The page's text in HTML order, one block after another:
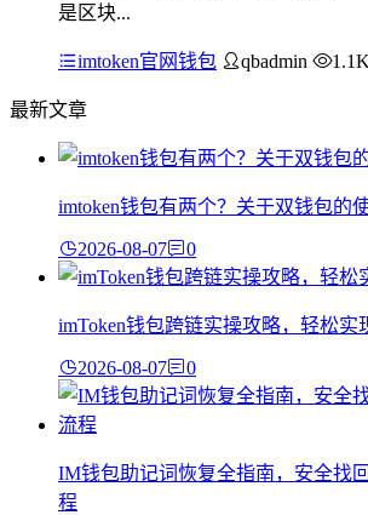
是区块...
imtoken官网钱包 qbadmin 1.1K
最新文章
imtoken钱包有两个？关于双钱包的
2026-08-07 0
imToken钱包跨链实操攻略，轻松实
2026-08-07 0
IM钱包助记词恢复全指南，安全找
程